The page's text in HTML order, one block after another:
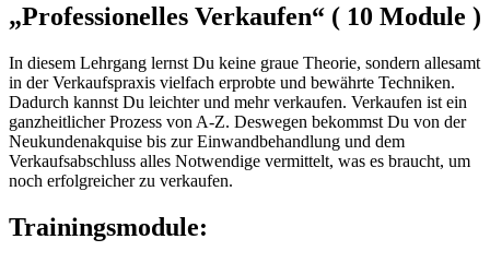
„Professionelles Verkaufen“ ( 10 Module )
In diesem Lehrgang lernst Du keine graue Theorie, sondern allesamt
in der Verkaufspraxis vielfach erprobte und bewährte Techniken.
Dadurch kannst Du leichter und mehr verkaufen. Verkaufen ist ein
ganzheitlicher Prozess von A-Z. Deswegen bekommst Du von der
Neukundenakquise bis zur Einwandbehandlung und dem
Verkaufsabschluss alles Notwendige vermittelt, was es braucht, um
noch erfolgreicher zu verkaufen.
Trainingsmodule: